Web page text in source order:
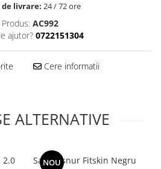
livrare: 24 / 72 ore
AC992
ajutor? 0722151304
Cere informatii
ALTERNATIVE
2.0
NOU
Sac cu snur Fitskin Negru